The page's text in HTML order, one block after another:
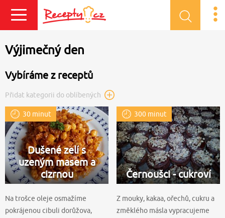
Přihlásit se
Výjimečný den
Vybíráme z receptů
Přidat kategorii do oblíbených
30 minut
Dušené zelí s
uzeným masem a
cizrnou
Na trošce oleje osmažíme
pokrájenou cibuli dorůžova,
300 minut
Černoušci - cukroví
Z mouky, kakaa, ořechů, cukru a
změklého másla vypracujeme